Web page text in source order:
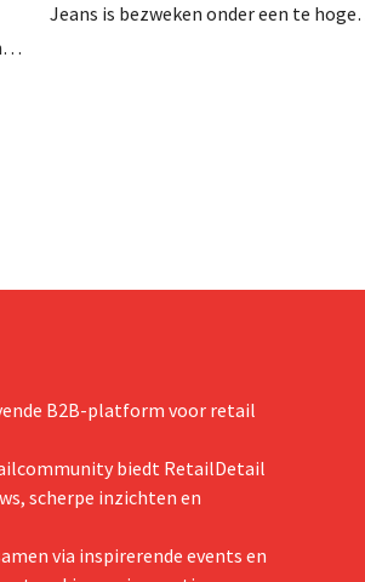
Jeans is bezweken onder een te hoge
B2B-platform voor retail
biedt RetailDetail
scherpe inzichten en
via inspirerende events en